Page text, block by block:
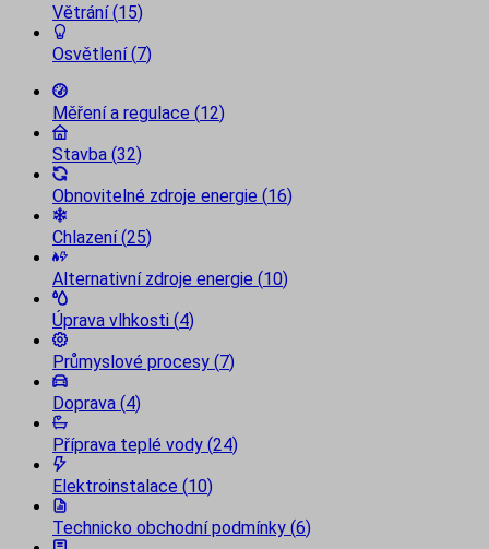
Větrání (15)
Osvětlení (7)
Měření a regulace (12)
Stavba (32)
Obnovitelné zdroje energie (16)
Chlazení (25)
Alternativní zdroje energie (10)
Úprava vlhkosti (4)
Průmyslové procesy (7)
Doprava (4)
Příprava teplé vody (24)
Elektroinstalace (10)
Technicko obchodní podmínky (6)